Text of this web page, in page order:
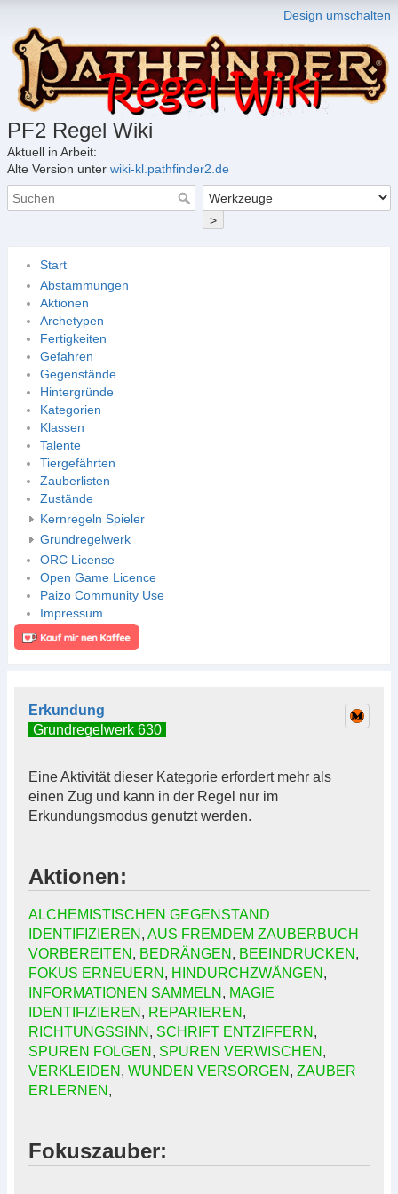
Design umschalten
PF2 Regel Wiki
Aktuell in Arbeit:
Alte Version unter wiki-kl.pathfinder2.de
>
Start
Abstammungen
Aktionen
Archetypen
Fertigkeiten
Gefahren
Gegenstände
Hintergründe
Kategorien
Klassen
Talente
Tiergefährten
Zauberlisten
Zustände
Kernregeln Spieler
Grundregelwerk
ORC License
Open Game Licence
Paizo Community Use
Impressum
Erkundung
Grundregelwerk 630
Eine Aktivität dieser Kategorie erfordert mehr als
einen Zug und kann in der Regel nur im
Erkundungsmodus genutzt werden.
Aktionen:
ALCHEMISTISCHEN GEGENSTAND
IDENTIFIZIEREN , AUS FREMDEM ZAUBERBUCH
VORBEREITEN , BEDRÄNGEN , BEEINDRUCKEN ,
FOKUS ERNEUERN , HINDURCHZWÄNGEN ,
INFORMATIONEN SAMMELN , MAGIE
IDENTIFIZIEREN , REPARIEREN ,
RICHTUNGSSINN , SCHRIFT ENTZIFFERN ,
SPUREN FOLGEN , SPUREN VERWISCHEN ,
VERKLEIDEN , WUNDEN VERSORGEN , ZAUBER
ERLERNEN ,
Fokuszauber: